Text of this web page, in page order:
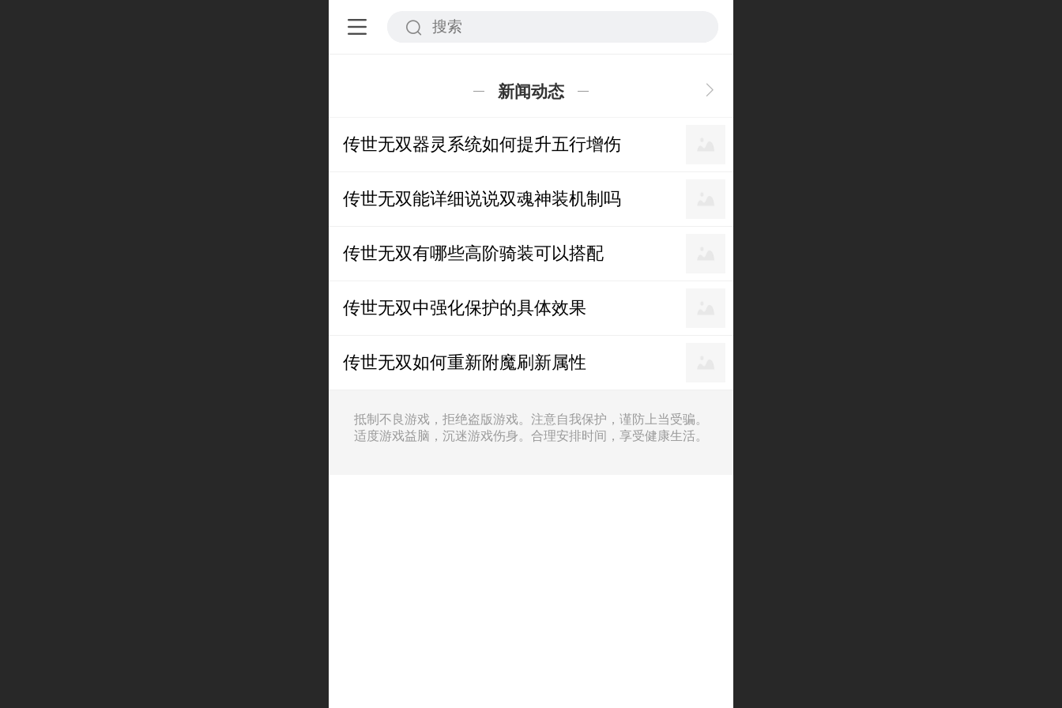
新闻动态
传世无双器灵系统如何提升五行增伤
传世无双能详细说说双魂神装机制吗
传世无双有哪些高阶骑装可以搭配
传世无双中强化保护的具体效果
传世无双如何重新附魔刷新属性
抵制不良游戏，拒绝盗版游戏。注意自我保护，谨防上当受骗。
适度游戏益脑，沉迷游戏伤身。合理安排时间，享受健康生活。